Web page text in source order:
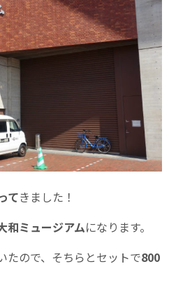
てきました！
和ミュージアムになります。
たので、そちらとセットで800